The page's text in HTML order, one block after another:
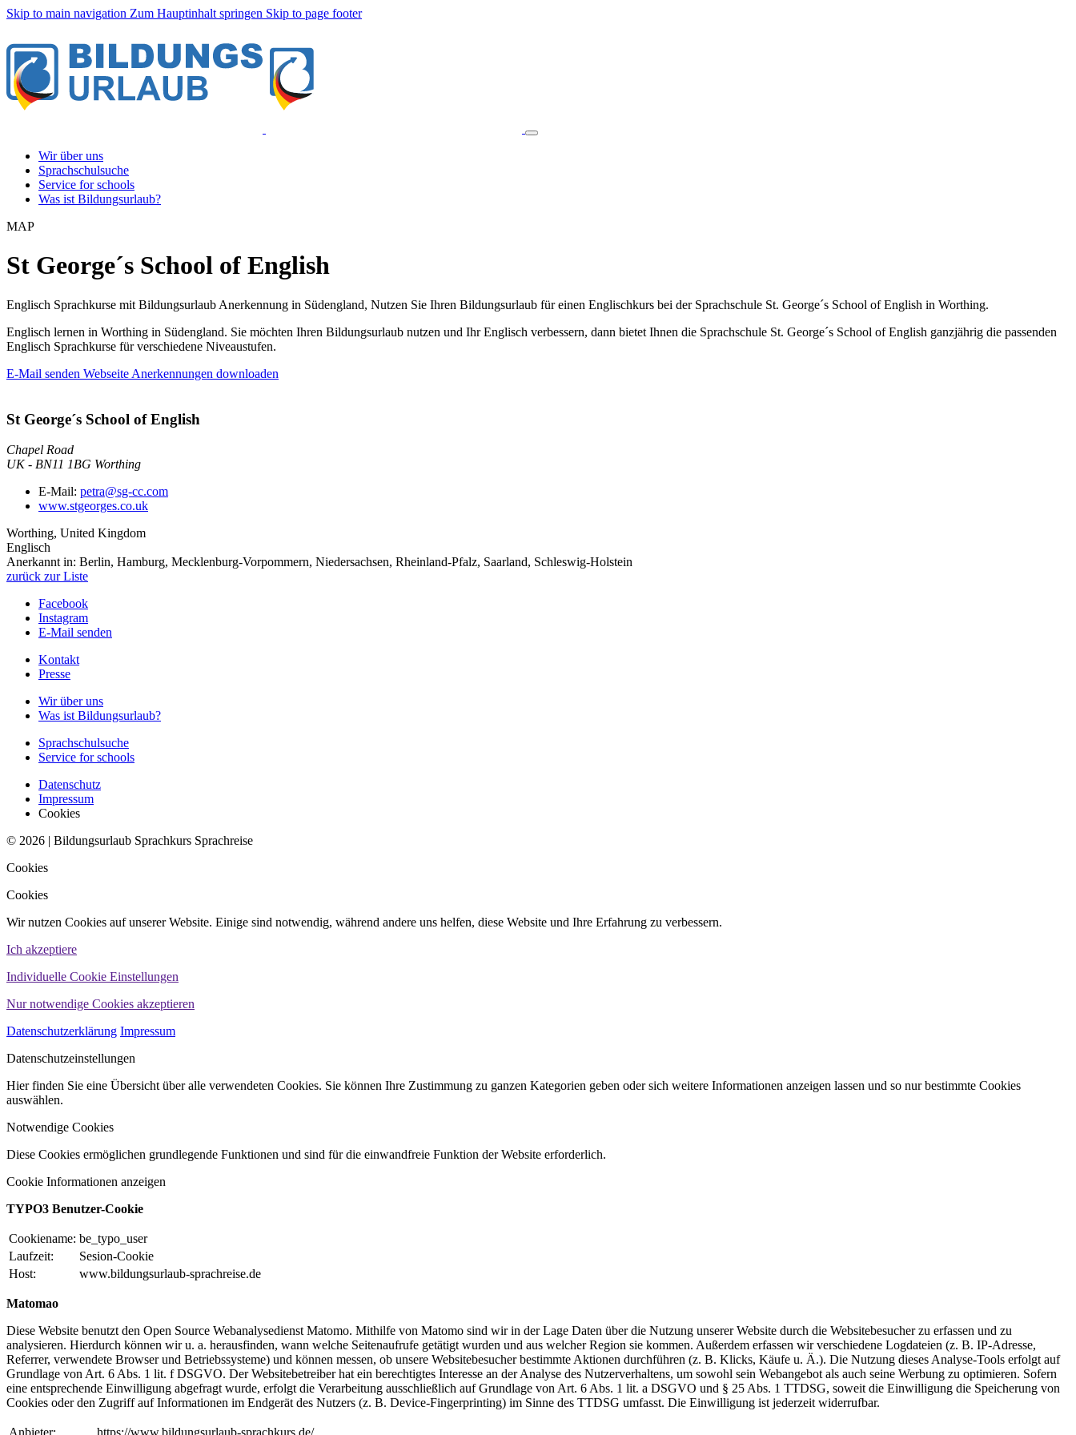
Skip to main navigation Zum Hauptinhalt springen Skip to page footer
Wir über uns
Sprachschulsuche
Service for schools
Was ist Bildungsurlaub?
MAP
St George´s School of English
Englisch Sprachkurse mit Bildungsurlaub Anerkennung in Südengland, Nutzen Sie Ihren Bildungsurlaub für einen Englischkurs bei der Sprachschule St. George´s School of English in Worthing.
Englisch lernen in Worthing in Südengland. Sie möchten Ihren Bildungsurlaub nutzen und Ihr Englisch verbessern, dann bietet Ihnen die Sprachschule St. George´s School of English ganzjährig die passenden
Englisch Sprachkurse für verschiedene Niveaustufen.
E-Mail senden Webseite Anerkennungen downloaden
St George´s School of English
Chapel Road
UK- BN11 1BG Worthing
E-Mail: petra@sg-cc.com
www.stgeorges.co.uk
Worthing, United Kingdom
Englisch
Anerkannt in: Berlin, Hamburg, Mecklenburg-Vorpommern, Niedersachsen, Rheinland-Pfalz, Saarland, Schleswig-Holstein
zurück zur Liste
Facebook
Instagram
E-Mail senden
Kontakt
Presse
Wir über uns
Was ist Bildungsurlaub?
Sprachschulsuche
Service for schools
Datenschutz
Impressum
Cookies
© 2026 | Bildungsurlaub Sprachkurs Sprachreise
Cookies
Cookies
Wir nutzen Cookies auf unserer Website. Einige sind notwendig, während andere uns helfen, diese Website und Ihre Erfahrung zu verbessern.
Ich akzeptiere
Individuelle Cookie Einstellungen
Nur notwendige Cookies akzeptieren
Datenschutzerklärung Impressum
Datenschutzeinstellungen
Hier finden Sie eine Übersicht über alle verwendeten Cookies. Sie können Ihre Zustimmung zu ganzen Kategorien geben oder sich weitere Informationen anzeigen lassen und so nur bestimmte Cookies
auswählen.
Notwendige Cookies
Diese Cookies ermöglichen grundlegende Funktionen und sind für die einwandfreie Funktion der Website erforderlich.
Cookie Informationen anzeigen
TYPO3 Benutzer-Cookie
Cookiename: be_typo_user
Laufzeit:
Sesion-Cookie
Host:
www.bildungsurlaub-sprachreise.de
Matomao
Diese Website benutzt den Open Source Webanalysedienst Matomo. Mithilfe von Matomo sind wir in der Lage Daten über die Nutzung unserer Website durch die Websitebesucher zu erfassen und zu
analysieren. Hierdurch können wir u. a. herausfinden, wann welche Seitenaufrufe getätigt wurden und aus welcher Region sie kommen. Außerdem erfassen wir verschiedene Logdateien (z. B. IP-Adresse,
Referrer, verwendete Browser und Betriebssysteme) und können messen, ob unsere Websitebesucher bestimmte Aktionen durchführen (z. B. Klicks, Käufe u. Ä.). Die Nutzung dieses Analyse-Tools erfolgt auf
Grundlage von Art. 6 Abs. 1 lit. f DSGVO. Der Websitebetreiber hat ein berechtigtes Interesse an der Analyse des Nutzerverhaltens, um sowohl sein Webangebot als auch seine Werbung zu optimieren. Sofern
eine entsprechende Einwilligung abgefragt wurde, erfolgt die Verarbeitung ausschließlich auf Grundlage von Art. 6 Abs. 1 lit. a DSGVO und § 25 Abs. 1 TTDSG, soweit die Einwilligung die Speicherung von
Cookies oder den Zugriff auf Informationen im Endgerät des Nutzers (z. B. Device-Fingerprinting) im Sinne des TTDSG umfasst. Die Einwilligung ist jederzeit widerrufbar.